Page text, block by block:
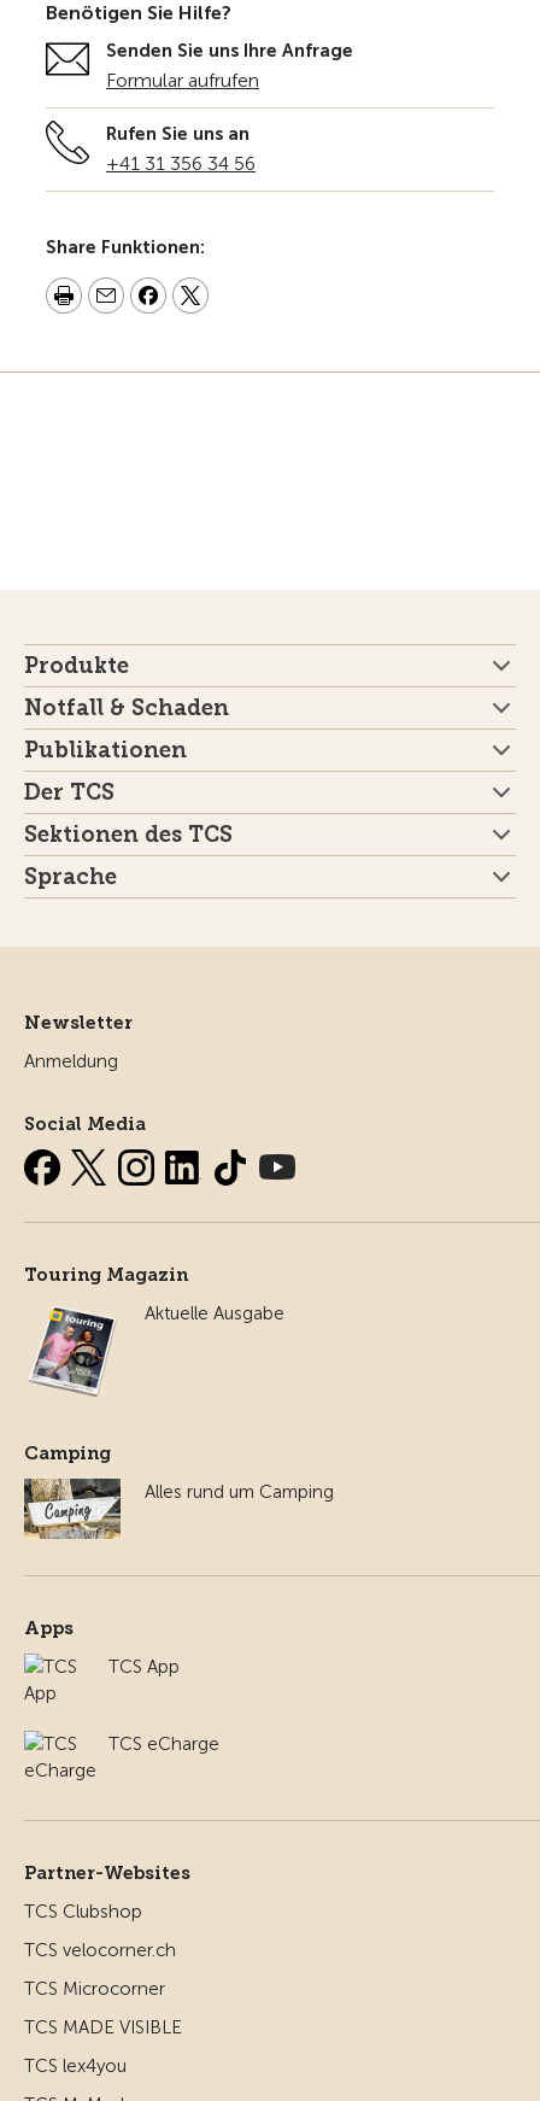
Benötigen Sie Hilfe?
Senden Sie uns Ihre Anfrage
Formular aufrufen
Rufen Sie uns an
+41 31 356 34 56
Share Funktionen:
Produkte
Notfall & Schaden
Publikationen
Der TCS
Sektionen des TCS
Sprache
Newsletter
Anmeldung
Social Media
Touring Magazin
Aktuelle Ausgabe
Camping
Alles rund um Camping
Apps
TCS App
TCS eCharge
Partner-Websites
TCS Clubshop
TCS velocorner.ch
TCS Microcorner
TCS MADE VISIBLE
TCS lex4you